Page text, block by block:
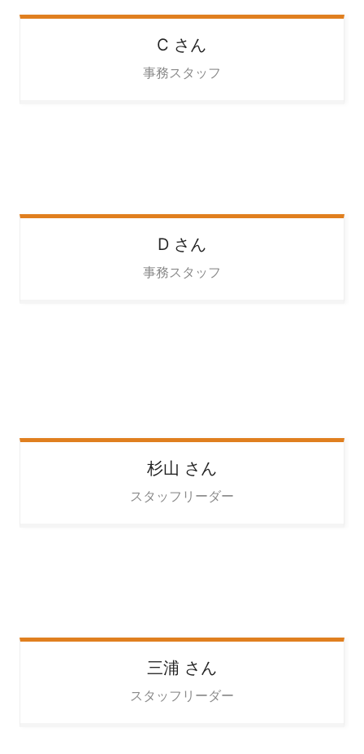
C さん
事務スタッフ
D さん
事務スタッフ
杉山 さん
スタッフリーダー
三浦 さん
スタッフリーダー